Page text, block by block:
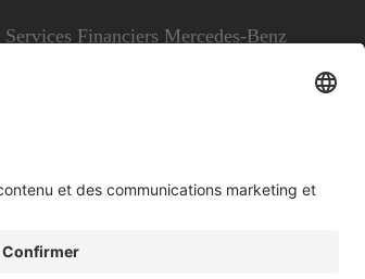
Services Financiers Mercedes-Benz